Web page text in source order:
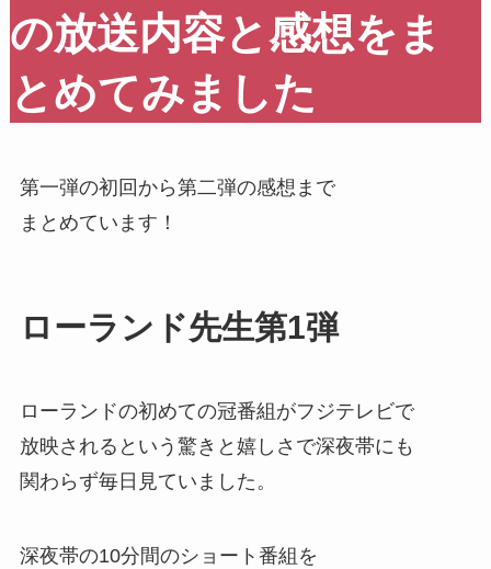
の放送内容と感想をま
とめてみました
第一弾の初回から第二弾の感想まで
まとめています！
ローランド先生第1弾
ローランドの初めての冠番組がフジテレビで
放映されるという驚きと嬉しさで深夜帯にも
関わらず毎日見ていました。
深夜帯の10分間のショート番組を